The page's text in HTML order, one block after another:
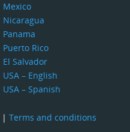
Mexico
Nicaragua
Panama
Puerto Rico
El Salvador
USA – English
USA – Spanish
|Terms and conditions